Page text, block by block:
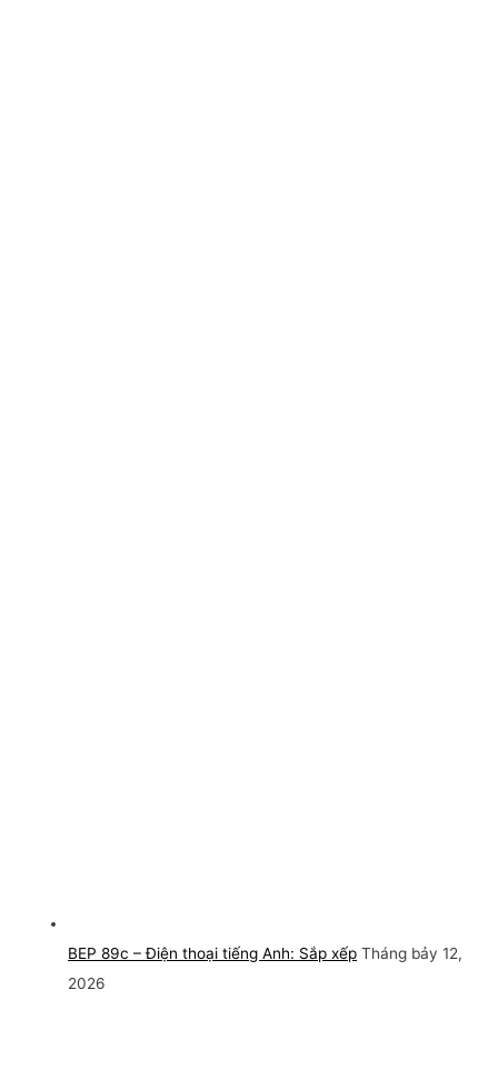
BEP 89c – Điện thoại tiếng Anh: Sắp xếp Tháng bảy 12,
2026